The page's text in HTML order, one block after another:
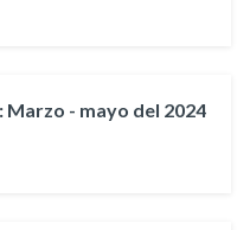
Marzo - mayo del 2024